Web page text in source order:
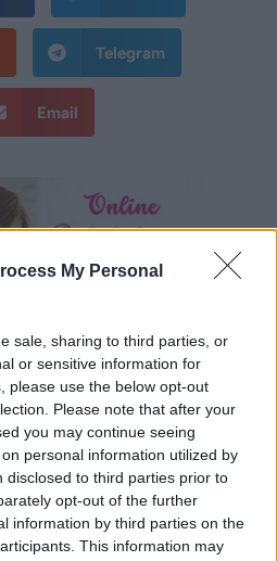
My Personal
sale, sharing to third parties, or
or sensitive information for
please use the below opt-out
Please note that after your
you may continue seeing
personal information utilized by
disclosed to third parties prior to
opt-out of the further
information by third parties on the
This information may
Telegram
Email